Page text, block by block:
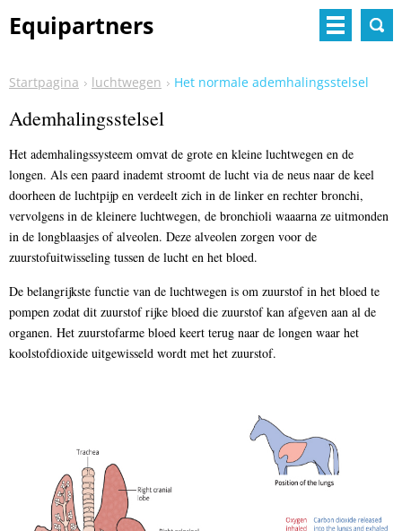
Equipartners
Startpagina luchtwegen Het normale ademhalingsstelsel
Ademhalingsstelsel
Het ademhalingssysteem omvat de grote en kleine luchtwegen en de
longen. Als een paard inademt stroomt de lucht via de neus naar de keel
doorheen de luchtpijp en verdeelt zich in de linker en rechter bronchi,
vervolgens in de kleinere luchtwegen, de bronchioli waaarna ze uitmonden
in de longblaasjes of alveolen. Deze alveolen zorgen voor de
zuurstofuitwisseling tussen de lucht en het bloed.
De belangrijkste functie van de luchtwegen is om zuurstof in het bloed te
pompen zodat dit zuurstof rijke bloed die zuurstof kan afgeven aan al de
organen. Het zuurstofarme bloed keert terug naar de longen waar het
koolstofdioxide uitgewisseld wordt met het zuurstof.